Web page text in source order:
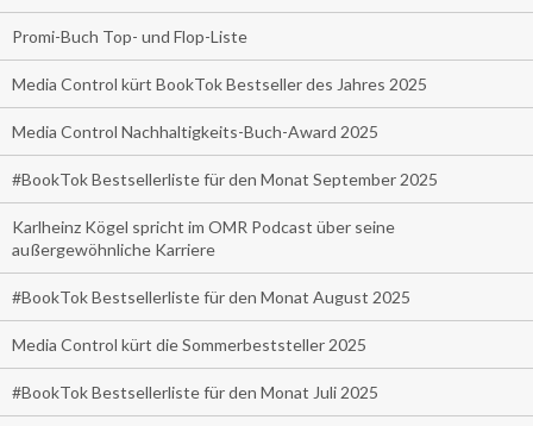
Promi-Buch Top- und Flop-Liste
Media Control kürt BookTok Bestseller des Jahres 2025
Media Control Nachhaltigkeits-Buch-Award 2025
#BookTok Bestsellerliste für den Monat September 2025
Karlheinz Kögel spricht im OMR Podcast über seine
außergewöhnliche Karriere
#BookTok Bestsellerliste für den Monat August 2025
Media Control kürt die Sommerbeststeller 2025
#BookTok Bestsellerliste für den Monat Juli 2025